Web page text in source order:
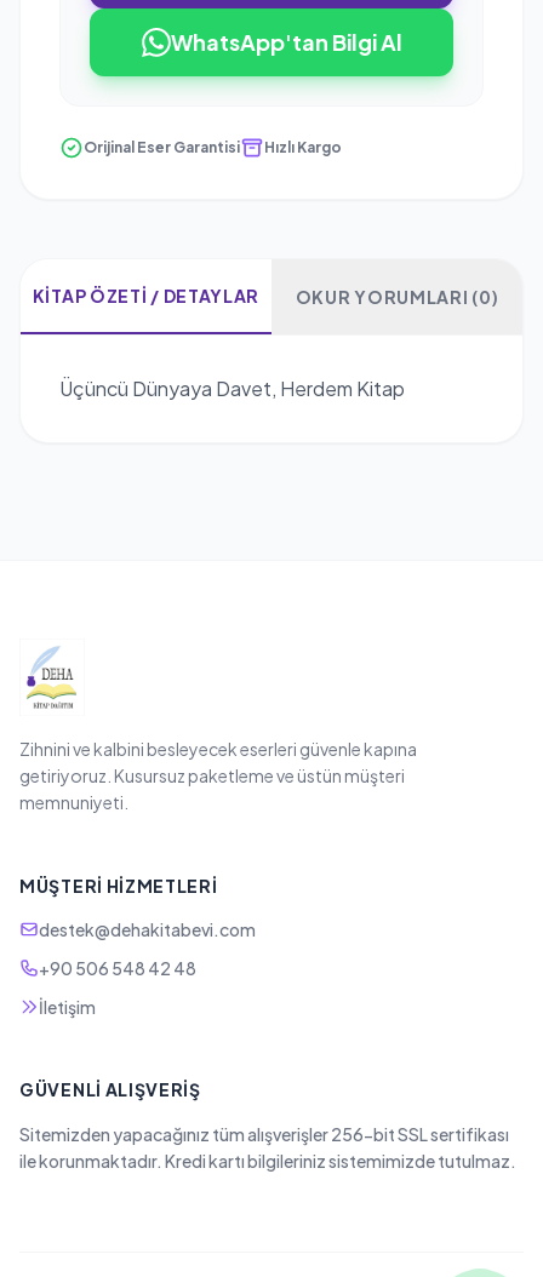
WhatsApp'tan Bilgi Al
Orijinal Eser Garantisi Hızlı Kargo
KITAP ÖZETI / DETAYLAR OKUR YORUMLARI (0)
Üçüncü Dünyaya Davet, Herdem Kitap
Zihnini ve kalbini besleyecek eserleri güvenle kapına
getiriyoruz. Kusursuz paketleme ve üstün müşteri
memnuniyeti.
MÜŞTERI HIZMETLERI
destek@dehakitabevi.com
+90 506 548 42 48
İletişim
GÜVENLI ALIŞVERIŞ
Sitemizden yapacağınız tüm alışverişler 256-bit SSL sertifikası
ile korunmaktadır. Kredi kartı bilgileriniz sistemimizde tutulmaz.